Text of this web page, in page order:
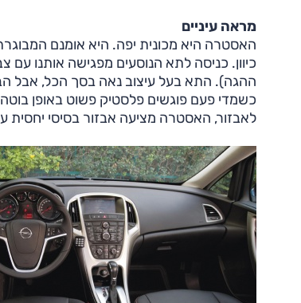
מראה עיניים
האסטרה היא מכונית יפה. היא אומנם
כיוון. כניסה לתא הנוסעים מפגישה אותנו
ההגה). התא בעל עיצוב נאה בסך הכל, אבל
כשמדי פעם פוגשים פלסטיק פשוט באופן
לאבזור, האסטרה מציעה אבזור בסיסי יחסית